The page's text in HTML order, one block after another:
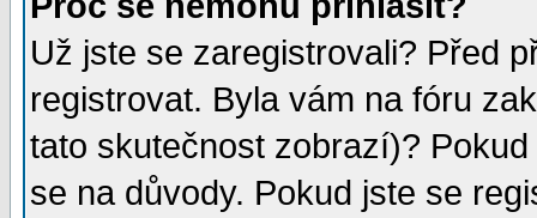
Už jste se zaregistrovali? Před
registrovat. Byla vám na fóru
tato skutečnost zobrazí)?
se na důvody. Pokud jste se